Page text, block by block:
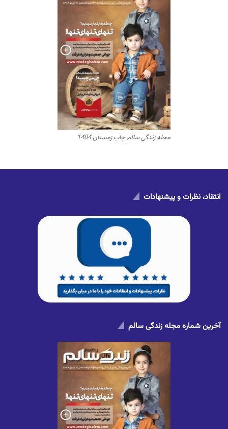
مجله زندگی سالم چاپ زمستان 1404
انتقاد، نظرات و پیشنهادات
آخرین شماره مجله زندگی سالم